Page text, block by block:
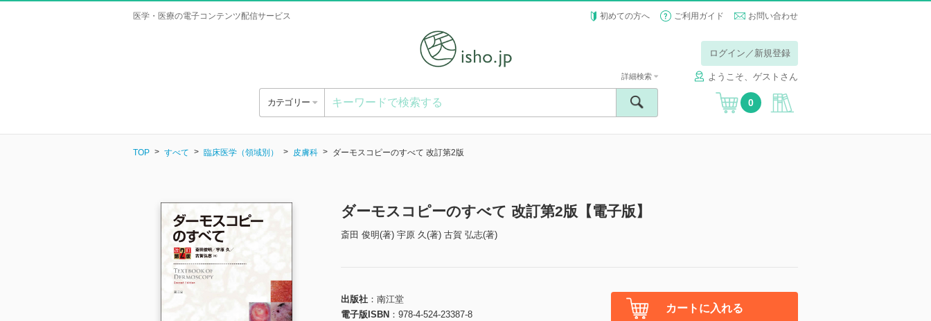
医学・医療の電子コンテンツ配信サービス 初めての方へ ご利用ガイド お問い合わせ
ログイン／新規登録
ようこそ、ゲストさん
カテゴリー
詳細検索
0
TOP すべて 臨床医学（領域別） 皮膚科 ダーモスコピーのすべて 改訂第2版
ダーモスコピーのすべて 改訂第2版【電子版】
斎田 俊明(著) 宇原 久(著) 古賀 弘志(著)
出版社
南江堂
電子版ISBN
978-4-524-23387-8
カートに入れる